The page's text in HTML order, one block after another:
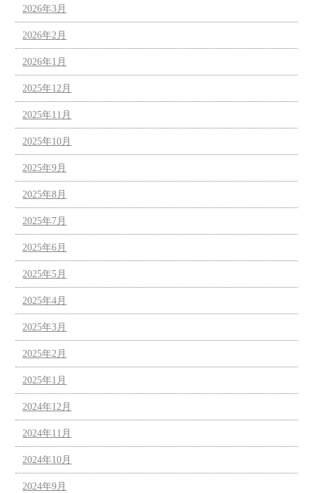
2026年3月
2026年2月
2026年1月
2025年12月
2025年11月
2025年10月
2025年9月
2025年8月
2025年7月
2025年6月
2025年5月
2025年4月
2025年3月
2025年2月
2025年1月
2024年12月
2024年11月
2024年10月
2024年9月